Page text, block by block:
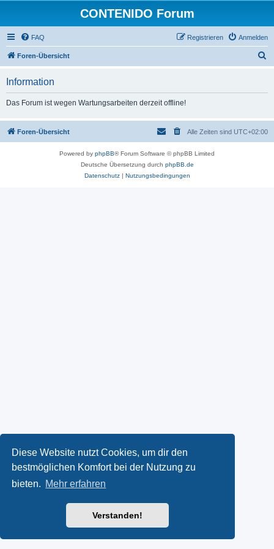
Diese Website nutzt Cookies, um dir den
bestmöglichen Komfort bei der Nutzung zu
bieten. Mehr erfahren
Verstanden!
CONTENIDO Forum
FAQ Anmelden
Registrieren
Foren-Übersicht
Information
Das Forum ist wegen Wartungsarbeiten derzeit offline!
Foren-Übersicht Alle Zeiten sind UTC+02:00
Powered by phpBB® Forum Software © phpBB Limited
Deutsche Übersetzung durch phpBB.de
Datenschutz| Nutzungsbedingungen